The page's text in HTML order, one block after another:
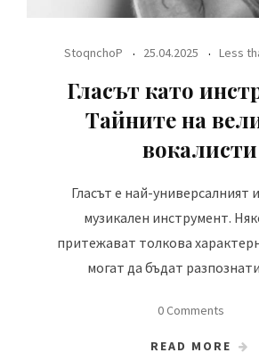
StoqnchoP 25.04.2025 Less
Гласът като
Тайните на
вокалисти
Гласът е най-универсалният
музикален инструмент.
притежават толкова
могат да бъдат
0 Comments
READ MORE